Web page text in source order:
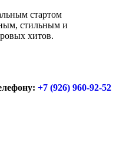
стартом
стильным и
хитов.
+7 (926) 960-92-52